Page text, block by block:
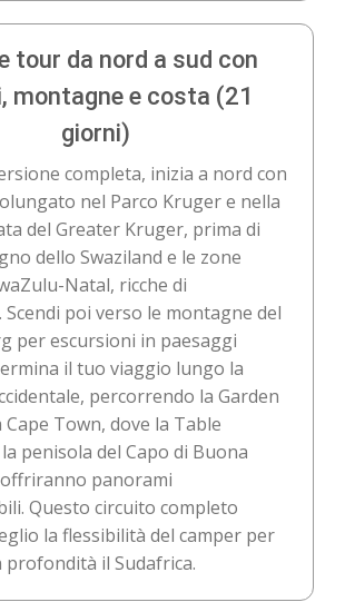
tour da nord a sud con
montagne e costa (21
giorni)
completa, inizia a nord con
nel Parco Kruger e nella
del Greater Kruger, prima di
dello Swaziland e le zone
Natal, ricche di
poi verso le montagne del
per escursioni in paesaggi
il tuo viaggio lungo la
percorrendo la Garden
Town, dove la Table
penisola del Capo di Buona
panorami
Questo circuito completo
la flessibilità del camper per
il Sudafrica.